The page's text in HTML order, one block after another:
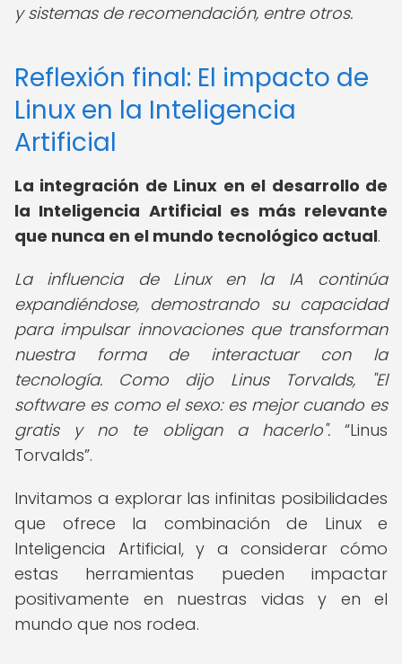
y sistemas de recomendación, entre otros.
Reflexión final: El impacto de
Linux en la Inteligencia
Artificial
La integración de Linux en el desarrollo de
la Inteligencia Artificial es más relevante
que nunca en el mundo tecnológico actual.
La influencia de Linux en la IA continúa
expandiéndose, demostrando su capacidad
para impulsar innovaciones que transforman
nuestra forma de interactuar con la
tecnología. Como dijo Linus Torvalds, "El
software es como el sexo: es mejor cuando es
gratis y no te obligan a hacerlo".
Linus
Torvalds .
Invitamos a explorar las infinitas posibilidades
que ofrece la combinación de Linux e
Inteligencia Artificial, y a considerar cómo
estas herramientas pueden impactar
positivamente en nuestras vidas y en el
mundo que nos rodea.